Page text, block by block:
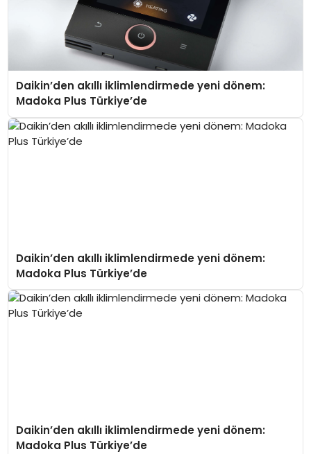
Daikin’den akıllı iklimlendirmede yeni dönem:
Madoka Plus Türkiye’de
Daikin’den akıllı iklimlendirmede yeni dönem:
Madoka Plus Türkiye’de
Daikin’den akıllı iklimlendirmede yeni dönem:
Madoka Plus Türkiye’de